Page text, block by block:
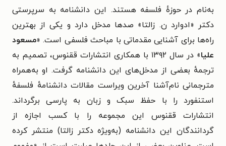
به‌نام در حوزهٔ فلسفه هستند. این دانشنامه به سرپرستی
دکتر «ادوارد ن. زالتا» صدها مدخل دارد و یکی از بهترین
راه‌ها برای آشنایی مقدماتی با مباحث فلسفی است. «مسعود
علیا
» در سال ۱۳۹۲ با همکاری انتشارات ققنوس، تصمیم به
ترجمهٔ بعضی از مدخل‌های این دانشنامه گرفت. او به‌همراه
مترجمانی نام‌آشنا آخرین ویراست مقالات دانشنامهٔ فلسفهٔ
استنفورد را با حفظ سبک و زبان به پارسی برگرداند.
انتشارات ققنوس این مجموعه را با کسب اجازه از
گردانندگان این دانشنامه (به‌ویژه دکتر زالتا) منتشر کرده